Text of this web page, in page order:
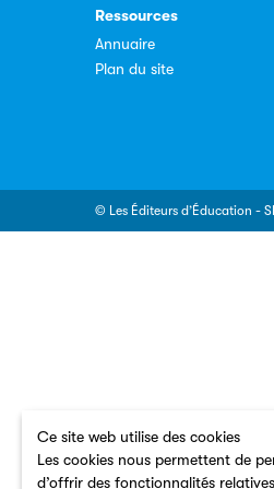
Ce site web utilise des cookies
Les cookies nous permettent de
d’offrir des fonctionnalités
Ressources
Annuaire
Plan du site
© Les Éditeurs d’Éducation -